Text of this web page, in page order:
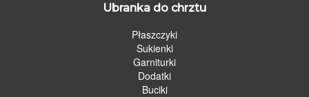
Ubranka do chrztu
Płaszczyki
Sukienki
Garniturki
Dodatki
Buciki